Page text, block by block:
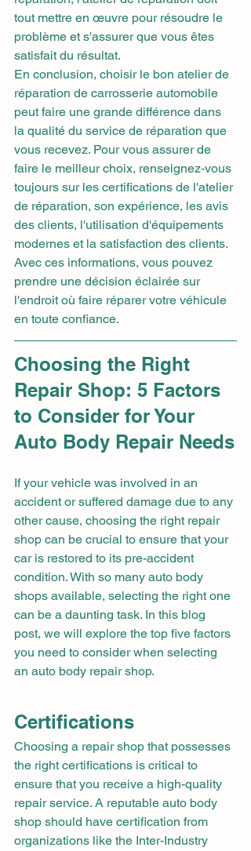
tout mettre en œuvre pour résoudre le
problème et s'assurer que vous êtes
satisfait du résultat.
En conclusion, choisir le bon atelier de
réparation de carrosserie automobile
peut faire une grande différence dans
la qualité du service de réparation que
vous recevez. Pour vous assurer de
faire le meilleur choix, renseignez-vous
toujours sur les certifications de l'atelier
de réparation, son expérience, les avis
des clients, l'utilisation d'équipements
modernes et la satisfaction des clients.
Avec ces informations, vous pouvez
prendre une décision éclairée sur
l'endroit où faire réparer votre véhicule
en toute confiance.
Choosing the Right
Repair Shop: 5 Factors
to Consider for Your
Auto Body Repair Needs
If your vehicle was involved in an
accident or suffered damage due to any
other cause, choosing the right repair
shop can be crucial to ensure that your
car is restored to its pre-accident
condition. With so many auto body
shops available, selecting the right one
can be a daunting task. In this blog
post, we will explore the top five factors
you need to consider when selecting
an auto body repair shop.
Certifications
Choosing a repair shop that possesses
the right certifications is critical to
ensure that you receive a high-quality
repair service. A reputable auto body
shop should have certification from
organizations like the Inter-Industry